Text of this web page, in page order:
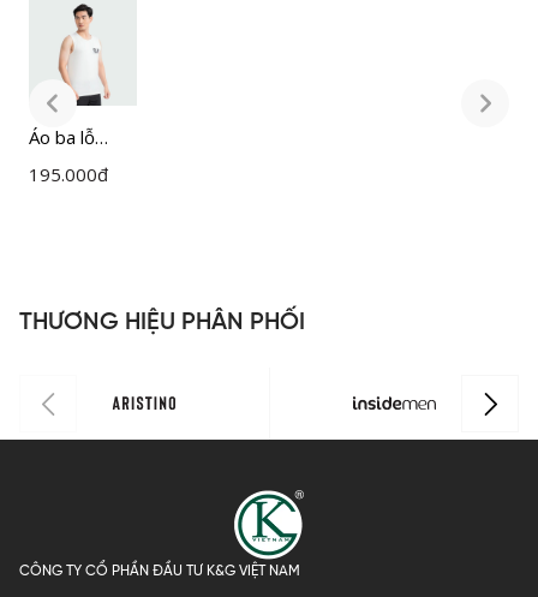
Áo ba lỗ
Nam
195.000đ
THƯƠNG HIỆU PHÂN PHỐI
CÔNG TY CỔ PHẦN ĐẦU TƯ K&G VIỆT NAM